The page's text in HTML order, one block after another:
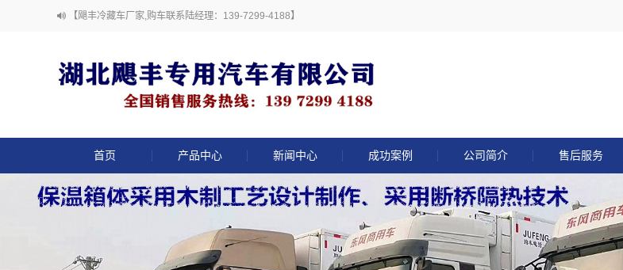
【飓丰冷藏车厂家,购车联系陆经理：139-7299-4188】
首页 产品中心 新闻中心 成功案例 公司简介 售后服务